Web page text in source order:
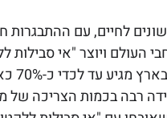
לחיים, עם ההתבגרות
העולם ויוצר "אי סבילות
רבה בכמות הצריכה של